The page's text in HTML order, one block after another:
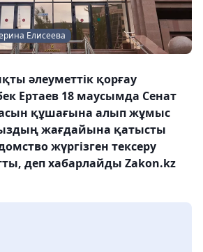
Елисеева
әлеуметтік қорғау
Ертаев 18 маусымда Сенат
құшағына алып жұмыс
жағдайына қатысты
жүргізген тексеру
деп хабарлайды Zakon.kz